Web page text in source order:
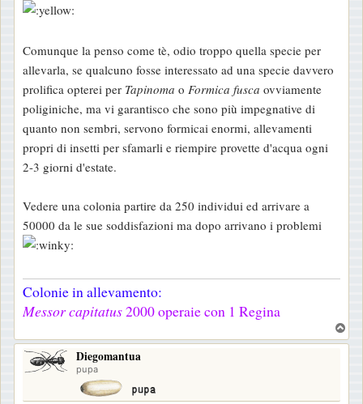
Comunque la penso come tè, odio troppo quella specie per
allevarla, se qualcuno fosse interessato ad una specie davvero
prolifica opterei per Tapinoma o Formica fusca ovviamente
poliginiche, ma vi garantisco che sono più impegnative di
quanto non sembri, servono formicai enormi, allevamenti
propri di insetti per sfamarli e riempire provette d'acqua ogni
2-3 giorni d'estate.
Vedere una colonia partire da 250 individui ed arrivare a
50000 da le sue soddisfazioni ma dopo arrivano i problemi
Colonie in allevamento:
Messor capitatus2000 operaie con 1 Regina
o
Diegomantua
pupa